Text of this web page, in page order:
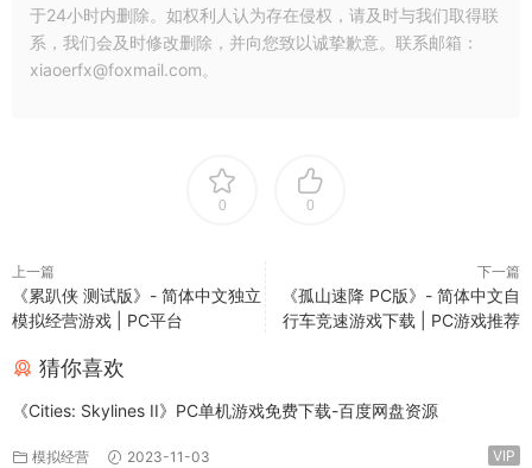
于24小时内删除。如权利人认为存在侵权，请及时与我们取得联
系，我们会及时修改删除，并向您致以诚挚歉意。联系邮箱：
xiaoerfx@foxmail.com。
0 0
上一篇
《累趴侠 测试版》- 简体中文独立
模拟经营游戏 | PC平台
下一篇
《孤山速降 PC版》- 简体中文自
行车竞速游戏下载 | PC游戏推荐
猜你喜欢
《Cities: Skylines II》PC单机游戏免费下载-百度网盘资源
模拟经营 2023-11-03 VIP